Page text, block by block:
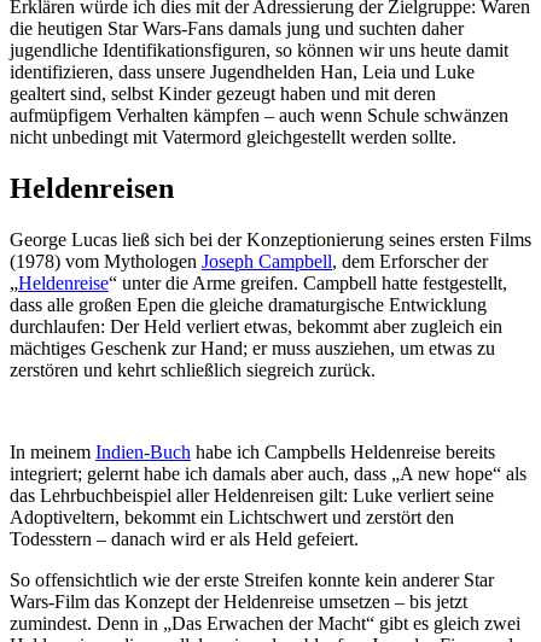
Erklären würde ich dies mit der Adressierung der Zielgruppe: Waren
die heutigen Star Wars-Fans damals jung und suchten daher
jugendliche Identifikationsfiguren, so können wir uns heute damit
identifizieren, dass unsere Jugendhelden Han, Leia und Luke
gealtert sind, selbst Kinder gezeugt haben und mit deren
aufmüpfigem Verhalten kämpfen – auch wenn Schule schwänzen
nicht unbedingt mit Vatermord gleichgestellt werden sollte.
Heldenreisen
George Lucas ließ sich bei der Konzeptionierung seines ersten Films
(1978) vom Mythologen Joseph Campbell, dem Erforscher der
„Heldenreise“ unter die Arme greifen. Campbell hatte festgestellt,
dass alle großen Epen die gleiche dramaturgische Entwicklung
durchlaufen: Der Held verliert etwas, bekommt aber zugleich ein
mächtiges Geschenk zur Hand; er muss ausziehen, um etwas zu
zerstören und kehrt schließlich siegreich zurück.
In meinem Indien-Buch habe ich Campbells Heldenreise bereits
integriert; gelernt habe ich damals aber auch, dass „A new hope“ als
das Lehrbuchbeispiel aller Heldenreisen gilt: Luke verliert seine
Adoptiveltern, bekommt ein Lichtschwert und zerstört den
Todesstern – danach wird er als Held gefeiert.
So offensichtlich wie der erste Streifen konnte kein anderer Star
Wars-Film das Konzept der Heldenreise umsetzen – bis jetzt
zumindest. Denn in „Das Erwachen der Macht“ gibt es gleich zwei